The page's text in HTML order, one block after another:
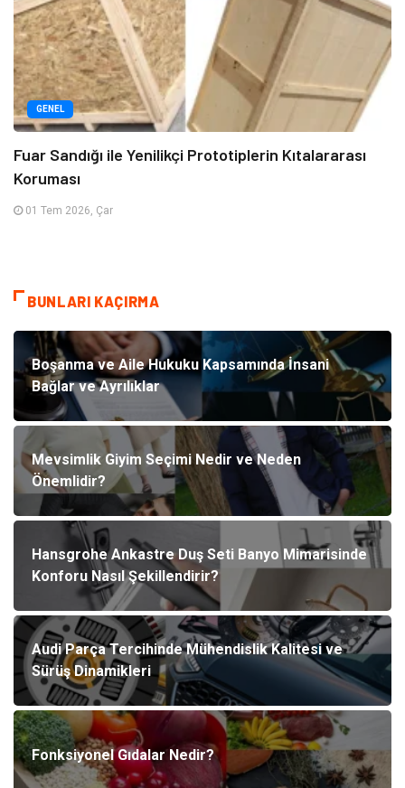
GENEL
Fuar Sandığı ile Yenilikçi Prototiplerin Kıtalararası
Koruması
01 Tem 2026, Çar
BUNLARI KAÇIRMA
Boşanma ve Aile Hukuku Kapsamında İnsani
Bağlar ve Ayrılıklar
Mevsimlik Giyim Seçimi Nedir ve Neden
Önemlidir?
Hansgrohe Ankastre Duş Seti Banyo Mimarisinde
Konforu Nasıl Şekillendirir?
Audi Parça Tercihinde Mühendislik Kalitesi ve
Sürüş Dinamikleri
Fonksiyonel Gıdalar Nedir?